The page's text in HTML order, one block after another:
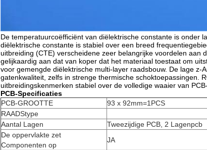
De temperatuurcoëfficiënt van diëlektrische constante is onder
diëlektrische constante is stabiel over een breed
uitbreiding (CTE) verscheidene zeer belangrijke voordelen aan
gelijkaardig aan dat van koper dat het materiaal toestaat om
voor gemengde diëlektrische multi-layer raadsbouw. De lage
gatenkwaliteit, zelfs in strenge thermische schoktoepassingen.
uitbreidingskenmerken stabiel over de volledige waaier van
PCB-Specificaties
PCB-GROOTTE
93 x 92mm=1PCS
RAADStype
Aantal Lagen
Tweezijdige PCB, 2 Lagenpcb
De oppervlakte zet
Componenten op
JA